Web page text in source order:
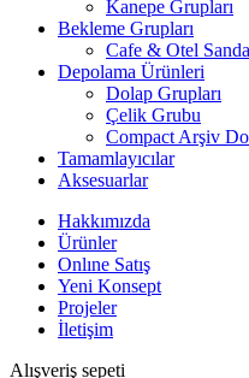
Kanepe Grupları
Bekleme Grupları
Cafe & Otel
Depolama Ürünleri
Dolap Grupları
Çelik Grubu
Compact Arşiv
Tamamlayıcılar
Aksesuarlar
Hakkımızda
Ürünler
Onlıne Satış
Yeni Konsept
Projeler
İletişim
Alışveriş sepeti